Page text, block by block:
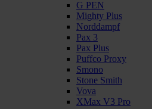
G PEN
Mighty Plus
Norddampf
Pax 3
Pax Plus
Puffco Proxy
Smono
Stone Smith
Vova
XMax V3 Pro